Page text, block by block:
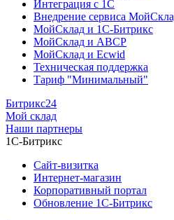
Интеграция с 1С
Внедрение сервиса
МойСклад и 1С-Битрикс
МойСклад и ABCP
МойСклад и Ecwid
Техническая поддержка
Тариф "Минимальный"
Битрикс24
Мой склад
Наши партнеры
1С-Битрикс
Сайт-визитка
Интернет-магазин
Корпоративный портал
Обновление 1С-Битрикс